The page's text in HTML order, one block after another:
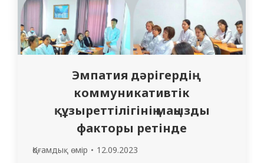
Эмпатия дәрігердің
коммуникативтік
құзыреттілігінің маңызды
факторы ретінде
Қоғамдық өмір 12.09.2023